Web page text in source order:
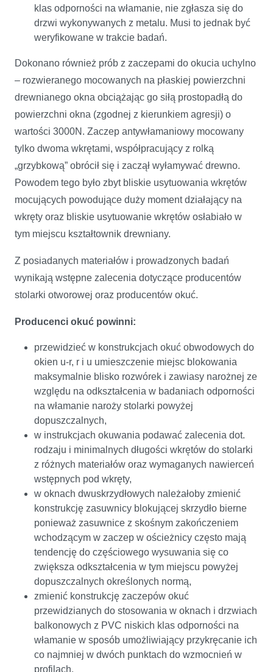
klas odporności na włamanie, nie zgłasza się do
drzwi wykonywanych z metalu. Musi to jednak być
weryfikowane w trakcie badań.
Dokonano również prób z zaczepami do okucia uchylno
– rozwieranego mocowanych na płaskiej powierzchni
drewnianego okna obciążając go siłą prostopadłą do
powierzchni okna (zgodnej z kierunkiem agresji) o
wartości 3000N. Zaczep antywłamaniowy mocowany
tylko dwoma wkrętami, współpracujący z rolką
„grzybkową” obrócił się i zaczął wyłamywać drewno.
Powodem tego było zbyt bliskie usytuowania wkrętów
mocujących powodujące duży moment działający na
wkręty oraz bliskie usytuowanie wkrętów osłabiało w
tym miejscu kształtownik drewniany.
Z posiadanych materiałów i prowadzonych badań
wynikają wstępne zalecenia dotyczące producentów
stolarki otworowej oraz producentów okuć.
Producenci okuć powinni:
przewidzieć w konstrukcjach okuć obwodowych do
okien u-r, r i u umieszczenie miejsc blokowania
maksymalnie blisko rozwórek i zawiasy narożnej ze
względu na odkształcenia w badaniach odporności
na włamanie naroży stolarki powyżej
dopuszczalnych,
w instrukcjach okuwania podawać zalecenia dot.
rodzaju i minimalnych długości wkrętów do stolarki
z różnych materiałów oraz wymaganych nawierceń
wstępnych pod wkręty,
w oknach dwuskrzydłowych należałoby zmienić
konstrukcję zasuwnicy blokującej skrzydło bierne
ponieważ zasuwnice z skośnym zakończeniem
wchodzącym w zaczep w ościeżnicy często mają
tendencję do częściowego wysuwania się co
zwiększa odkształcenia w tym miejscu powyżej
dopuszczalnych określonych normą,
zmienić konstrukcję zaczepów okuć
przewidzianych do stosowania w oknach i drzwiach
balkonowych z PVC niskich klas odporności na
włamanie w sposób umożliwiający przykręcanie ich
co najmniej w dwóch punktach do wzmocnień w
profilach,